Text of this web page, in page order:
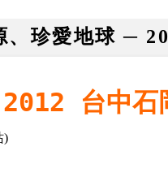
、珍愛地球 ─
台中石
)